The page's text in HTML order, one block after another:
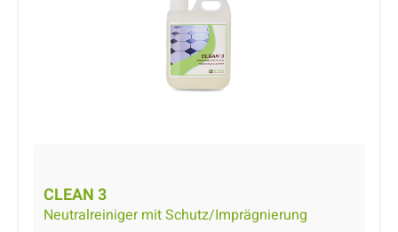
CLEAN 3
Neutralreiniger mit Schutz/Imprägnierung